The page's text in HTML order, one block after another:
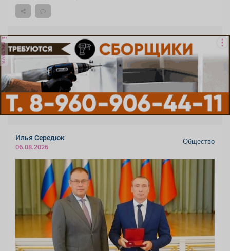
реклама
Илья Середюк
06.08.2026
Общество